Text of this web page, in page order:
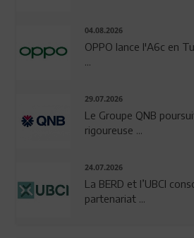
04.08.2026
OPPO lance l'A6c en
29.07.2026
Le Groupe QNB
rigoureuse ...
24.07.2026
La BERD et l’UBCI
partenariat ...